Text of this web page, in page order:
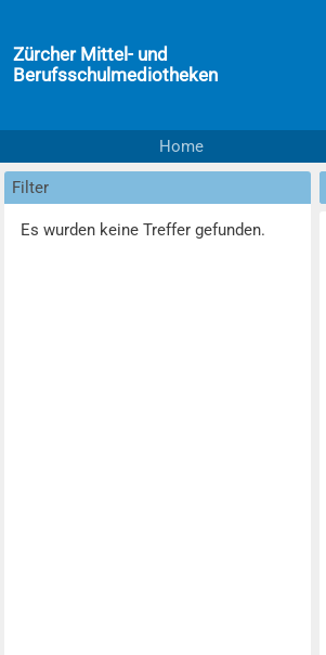
Zürcher Mittel- und
Berufsschulmediotheken
Home
Filter
Es wurden keine Treffer gefunden.